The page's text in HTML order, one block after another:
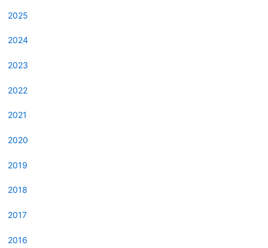
2025
2024
2023
2022
2021
2020
2019
2018
2017
2016